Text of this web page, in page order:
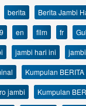
berita Berita Jambi
en film fr
jambi hari ini
Kumpulan
jambi
Kumpulan